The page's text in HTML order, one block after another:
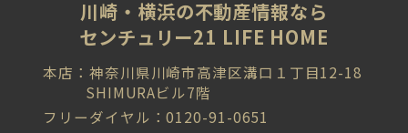
川崎・横浜の不動産情報なら
センチュリー21 LIFE HOME
本店：神奈川県川崎市高津区溝口１丁目12-18
SHIMURAビル7階
フリーダイヤル：0120-91-0651